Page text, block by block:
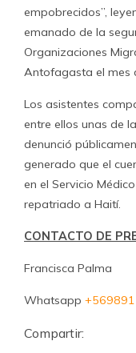
empobrecidos”,
emanado de la
Organizaciones
Antofagasta el mes
Los asistentes
entre ellos unas de
denunció
generado que el
en el Servicio
repatriado a Haití.
CONTACTO DE
Francisca Palma
Whatsapp
Compartir: